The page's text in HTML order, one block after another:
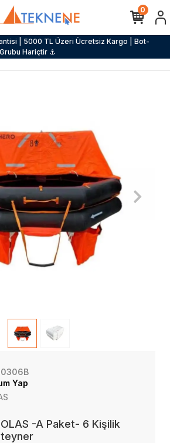
| 5000 TL Üzeri Ücretsiz Kargo | Bot-
Hariçtir ⚓
0
Yap
-A Paket- 6 Kişilik